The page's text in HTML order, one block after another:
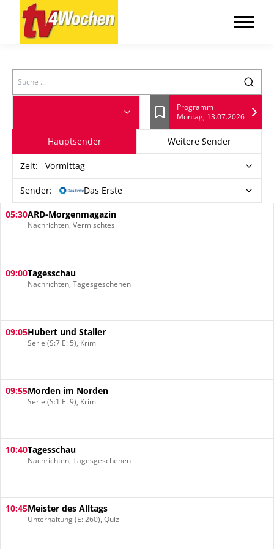
Search
Lesezeichen
Programm
Montag, 13.07.2026
Hauptsender Weitere Sender
Zeit: Vormittag
Sender: Das Erste
05:30ARD-Morgenmagazin
Nachrichten, Vermischtes
09:00Tagesschau
Nachrichten, Tagesgeschehen
09:05Hubert und Staller
Serie (S:7 E: 5), Krimi
09:55Morden im Norden
Serie (S:1 E: 9), Krimi
10:40Tagesschau
Nachrichten, Tagesgeschehen
10:45Meister des Alltags
Unterhaltung (E: 260), Quiz